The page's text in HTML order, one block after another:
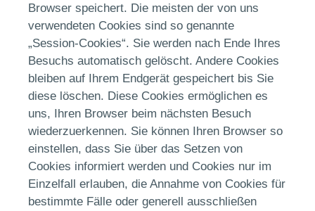
Browser speichert. Die meisten der von uns
verwendeten Cookies sind so genannte
„Session-Cookies“. Sie werden nach Ende Ihres
Besuchs automatisch gelöscht. Andere Cookies
bleiben auf Ihrem Endgerät gespeichert bis Sie
diese löschen. Diese Cookies ermöglichen es
uns, Ihren Browser beim nächsten Besuch
wiederzuerkennen. Sie können Ihren Browser so
einstellen, dass Sie über das Setzen von
Cookies informiert werden und Cookies nur im
Einzelfall erlauben, die Annahme von Cookies für
bestimmte Fälle oder generell ausschließen